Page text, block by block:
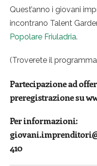
Quest’anno i giovani
incontrano Talent
Popolare Friuladria.
(Troverete il
Partecipazione ad
preregistrazione su
Per informazioni:
410